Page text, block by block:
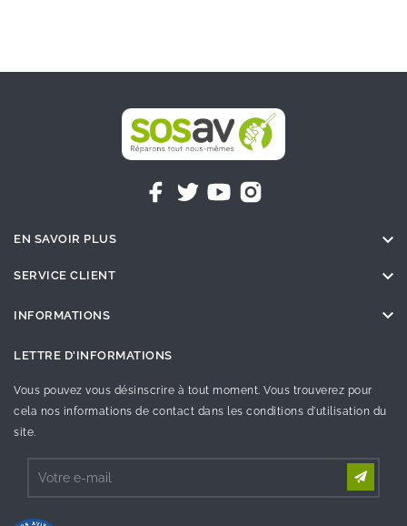
EN SAVOIR PLUS 
SERVICE CLIENT 
INFORMATIONS 
LETTRE D'INFORMATIONS
Vous pouvez vous désinscrire à tout moment. Vous trouverez pour
cela nos informations de contact dans les conditions d'utilisation du
site.